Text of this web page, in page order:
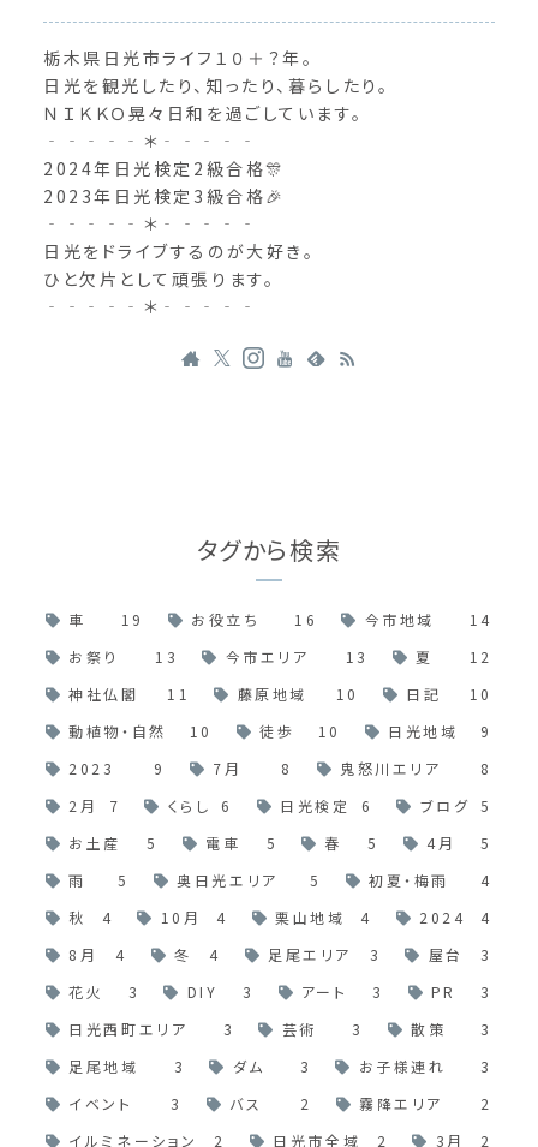
栃木県日光市ライフ１０＋？年。
日光を観光したり、知ったり、暮らしたり。
ＮＩＫＫＯ晃々日和を過ごしています。
‐‐‐‐‐＊‐‐‐‐‐
2024年日光検定2級合格🎊
2023年日光検定3級合格🎉
‐‐‐‐‐＊‐‐‐‐‐
日光をドライブするのが大好き。
ひと欠片として頑張ります。
‐‐‐‐‐＊‐‐‐‐‐
タグから検索
車 19 お役立ち 16 今市地域
14
お祭り
13 今市エリア 13 夏
12
神社仏閣
11 藤原地域 10 日記
10
動植物・自然
10 徒歩 10 日光地域
9
2023
9 7月 8 鬼怒川エリア
8
2月
7 くらし 6 日光検定 6 ブログ
5
お土産
5 電車 5 春 5 4月
5
雨
5 奥日光エリア 5 初夏・梅雨
4
秋
4 10月 4 栗山地域 4 2024
4
8月
4 冬 4 足尾エリア 3 屋台
3
花火
3 DIY 3 アート 3 PR
3
日光西町エリア
3 芸術 3 散策
3
足尾地域
3 ダム 3 お子様連れ
3
イベント
3 バス 2 霧降エリア
2
イルミネーション
2 日光市全域 2 3月 2